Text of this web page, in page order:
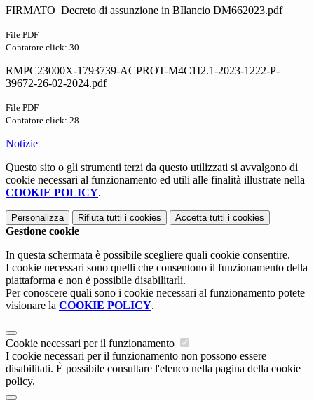
FIRMATO_Decreto di assunzione in BIlancio DM662023.pdf
File PDF
Contatore click: 30
RMPC23000X-1793739-ACPROT-M4C1I2.1-2023-1222-P-
39672-26-02-2024.pdf
File PDF
Contatore click: 28
Notizie
Questo sito o gli strumenti terzi da questo utilizzati si avvalgono di
cookie necessari al funzionamento ed utili alle finalità illustrate nella
COOKIE POLICY.
Personalizza Rifiuta tutti i cookies Accetta tutti i cookies
Gestione cookie
In questa schermata è possibile scegliere quali cookie consentire.
I cookie necessari sono quelli che consentono il funzionamento della
piattaforma e non è possibile disabilitarli.
Per conoscere quali sono i cookie necessari al funzionamento potete
visionare la COOKIE POLICY.
Cookie necessari per il funzionamento
I cookie necessari per il funzionamento non possono essere
disabilitati. È possibile consultare l'elenco nella pagina della cookie
policy.